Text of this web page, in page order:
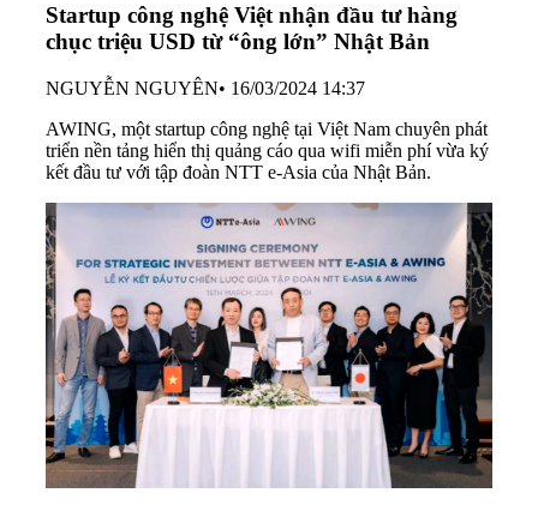
Startup công nghệ Việt nhận đầu tư hàng
chục triệu USD từ “ông lớn” Nhật Bản
NGUYỄN NGUYÊN• 16/03/2024 14:37
AWING, một startup công nghệ tại Việt Nam chuyên phát
triển nền tảng hiển thị quảng cáo qua wifi miễn phí vừa ký
kết đầu tư với tập đoàn NTT e-Asia của Nhật Bản.